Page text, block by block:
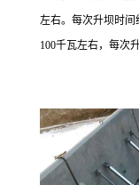
左右。每次升坝时
100千瓦左右，每次